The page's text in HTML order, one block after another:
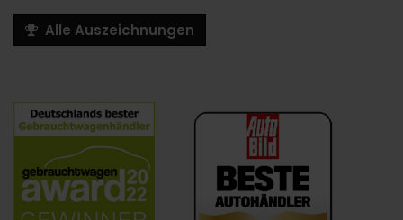
Alle Auszeichnungen